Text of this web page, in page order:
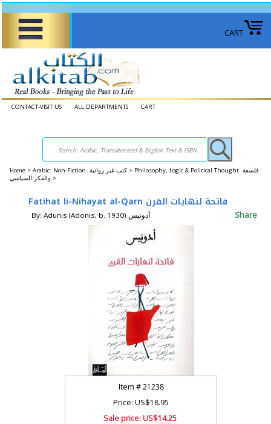
CART
CONTACT-VISIT US ALL DEPARTMENTS CART
Home > Arabic: Non-Fiction كتب غير روائية > Philosophy, Logic & Political Thought فلسفة
والفكر السياسي >
Fatihat li-Nihayat al-Qarn فاتحة لنهايات القرن
By: Adunis (Adonis, b. 1930) أدونيس Share
Item #21238
Price: US$18.95
Sale price:US$14.25